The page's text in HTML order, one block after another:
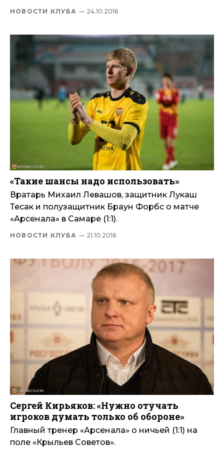
НОВОСТИ КЛУБА — 24.10.2016
«Такие шансы надо использовать»
Вратарь Михаил Левашов, защитник Лукаш
Тесак и полузащитник Браун Форбс о матче
«Арсенала» в Самаре (1:1).
НОВОСТИ КЛУБА — 21.10.2016
Сергей Кирьяков: «Нужно отучать
игроков думать только об обороне»
Главный тренер «Арсенала» о ничьей (1:1) на
поле «Крыльев Советов».